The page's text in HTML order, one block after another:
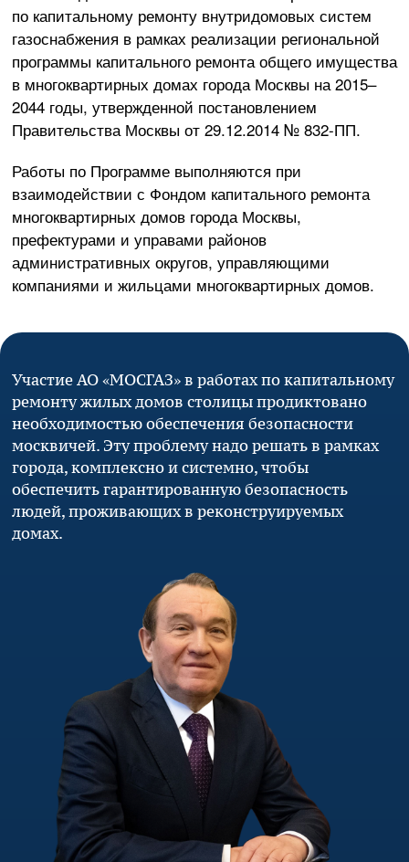
по капитальному ремонту внутридомовых систем
газоснабжения в рамках реализации региональной
программы капитального ремонта общего имущества
в многоквартирных домах города Москвы на 2015–
2044 годы, утвержденной постановлением
Правительства Москвы от 29.12.2014 № 832-ПП.
Работы по Программе выполняются при
взаимодействии с Фондом капитального ремонта
многоквартирных домов города Москвы,
префектурами и управами районов
административных округов, управляющими
компаниями и жильцами многоквартирных домов.
Участие АО «МОСГАЗ» в работах по капитальному
ремонту жилых домов столицы продиктовано
необходимостью обеспечения безопасности
москвичей. Эту проблему надо решать в рамках
города, комплексно и системно, чтобы
обеспечить гарантированную безопасность
людей, проживающих в реконструируемых
домах.